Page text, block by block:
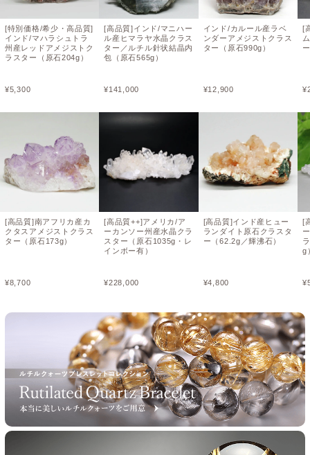
[特別価格/希少・高品質]
インド/マハラシュトラ
州産レッドアメジストク
ラスター（原石204g）
¥5,300
[高品質]南アフリカ産カ
クタスアメジストクラス
ター（原石173g）
¥8,700
[高品質]インド/マニハー
ル産ヒマラヤ水晶クラス
ター／ルチル針状結晶内
包（原石565g）
¥141,000
[高品質++]アメリカ/ア
ーカンソー州産水晶クラ
スター（原石1035g・レ
インボー有）
¥228,000
インド/カルール産ラベ
ンダーアメジストクラス
ター（原石990g）
¥12,900
[高品質]インド産ヒュー
ランダイト原石クラスタ
ー（62.2g／輝沸石）
¥4,800
[
¥
[
g
¥